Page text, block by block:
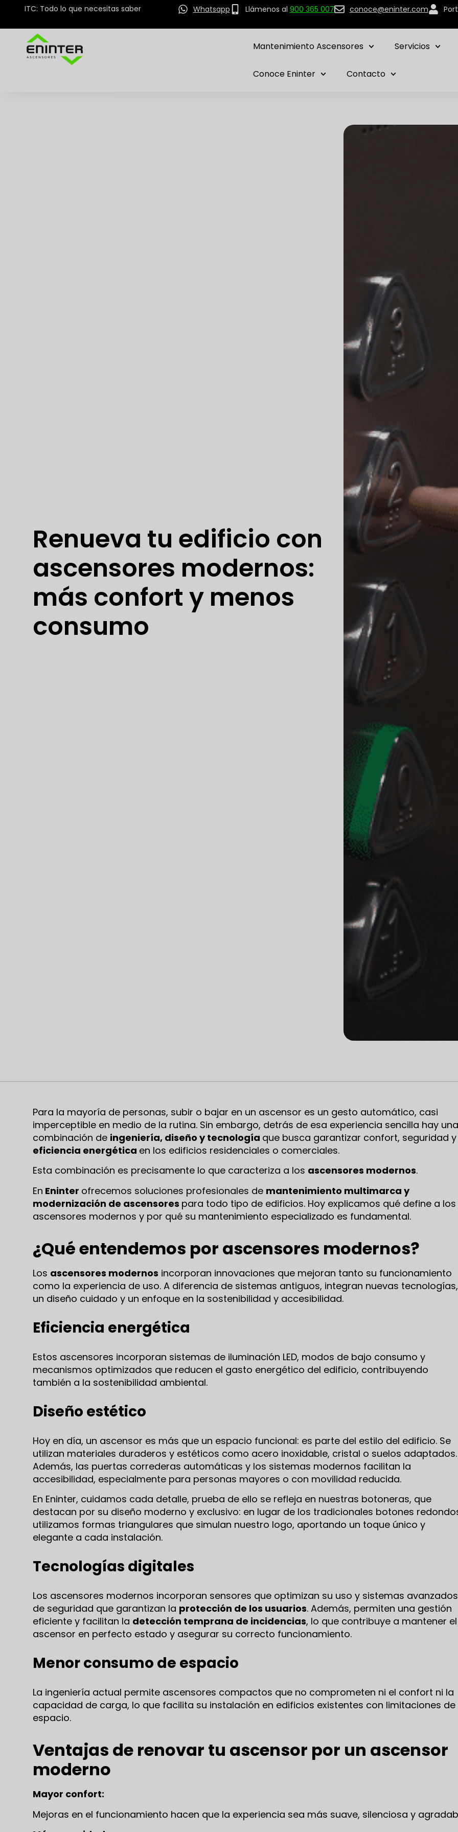
ITC: Todo lo que necesitas saber Whatsapp Llámenos al 900 365 007 conoce@eninter.com
Mantenimiento Ascensores Servicios
Conoce Eninter Contacto
Renueva tu edificio con
ascensores modernos:
más confort y menos
consumo
Para la mayoría de personas, subir o bajar en un ascensor es un gesto automático, casi
imperceptible en medio de la rutina. Sin embargo, detrás de esa experiencia sencilla hay una
combinación de ingeniería, diseño y tecnología que busca garantizar confort, seguridad y
eficiencia energética en los edificios residenciales o comerciales.
Esta combinación es precisamente lo que caracteriza a los ascensores modernos.
En Eninter ofrecemos soluciones profesionales de mantenimiento multimarca y
modernización de ascensores para todo tipo de edificios. Hoy explicamos qué define a los
ascensores modernos y por qué su mantenimiento especializado es fundamental.
¿Qué entendemos por ascensores modernos?
Los ascensores modernos incorporan innovaciones que mejoran tanto su funcionamiento
como la experiencia de uso. A diferencia de sistemas antiguos, integran nuevas tecnologías,
un diseño cuidado y un enfoque en la sostenibilidad y accesibilidad.
Eficiencia energética
Estos ascensores incorporan sistemas de iluminación LED, modos de bajo consumo y
mecanismos optimizados que reducen el gasto energético del edificio, contribuyendo
también a la sostenibilidad ambiental.
Diseño estético
Hoy en día, un ascensor es más que un espacio funcional: es parte del estilo del edificio. Se
utilizan materiales duraderos y estéticos como acero inoxidable, cristal o suelos adaptados.
Además, las puertas correderas automáticas y los sistemas modernos facilitan la
accesibilidad, especialmente para personas mayores o con movilidad reducida.
En Eninter, cuidamos cada detalle, prueba de ello se refleja en nuestras botoneras, que
destacan por su diseño moderno y exclusivo: en lugar de los tradicionales botones
utilizamos formas triangulares que simulan nuestro logo, aportando un toque único y
elegante a cada instalación.
Tecnologías digitales
Los ascensores modernos incorporan sensores que optimizan su uso y sistemas avanzados
de seguridad que garantizan la protección de los usuarios. Además, permiten una gestión
eficiente y facilitan la detección temprana de incidencias, lo que contribuye a mantener el
ascensor en perfecto estado y asegurar su correcto funcionamiento.
Menor consumo de espacio
La ingeniería actual permite ascensores compactos que no comprometen ni el confort ni la
capacidad de carga, lo que facilita su instalación en edificios existentes con limitaciones de
espacio.
Ventajas de renovar tu ascensor por un ascensor
moderno
Mayor confort:
Mejoras en el funcionamiento hacen que la experiencia sea más suave, silenciosa y